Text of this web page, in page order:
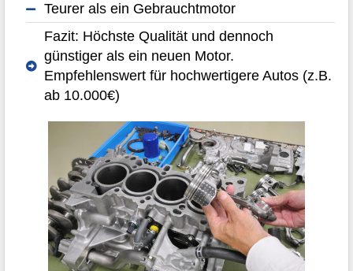
Teurer als ein Gebrauchtmotor
Fazit: Höchste Qualität und dennoch
günstiger als ein neuen Motor.
Empfehlenswert für hochwertigere Autos (z.B.
ab 10.000€)